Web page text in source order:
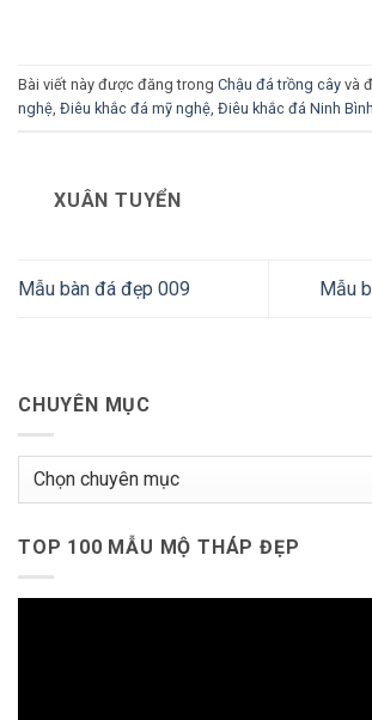
Bài viết này được đăng trong Chậu đá trồng cây và
nghệ, Điêu khắc đá mỹ nghệ, Điêu khắc đá Ninh Bình
XUÂN TUYỂN
Mẫu bàn đá đẹp 009 Mẫu
CHUYÊN MỤC
Chuyên
TOP 100 MẪU MỘ THÁP ĐẸP